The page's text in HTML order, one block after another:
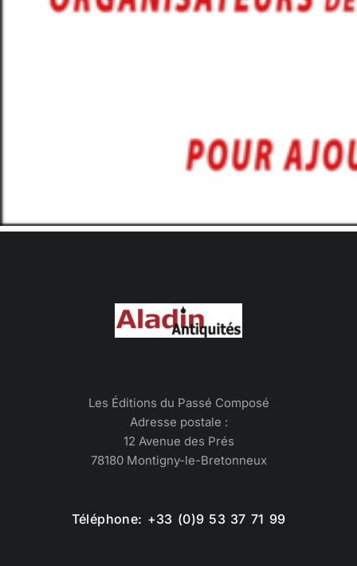
Les Éditions du Passé Composé
Adresse postale :
12 Avenue des Prés
78180 Montigny-le-Bretonneux
Téléphone: +33 (0)9 53 37 71 99